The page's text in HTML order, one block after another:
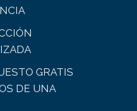
GRATIS
DE UNA